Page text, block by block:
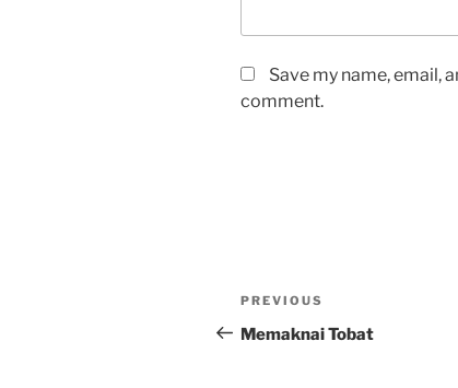
Save my name, email,
comment.
Post
navigation
Previous
Post
PREVIOUS
Memaknai Tobat